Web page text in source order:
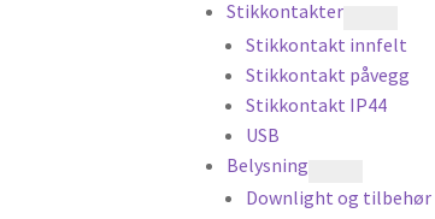
Stikkontakter
Stikkontakt innfelt
Stikkontakt påvegg
Stikkontakt IP44
USB
Belysning
Downlight og tilbehør